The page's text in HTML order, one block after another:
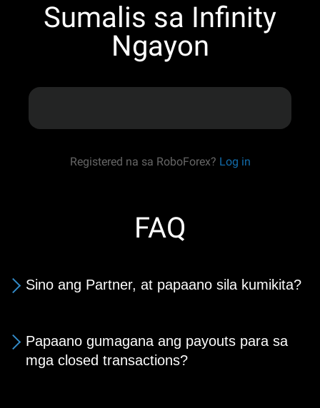
Sumalis sa Infinity
Ngayon
Registered na sa RoboForex? Log in
FAQ
Sino ang Partner, at papaano sila kumikita?
Papaano gumagana ang payouts para sa
mga closed transactions?